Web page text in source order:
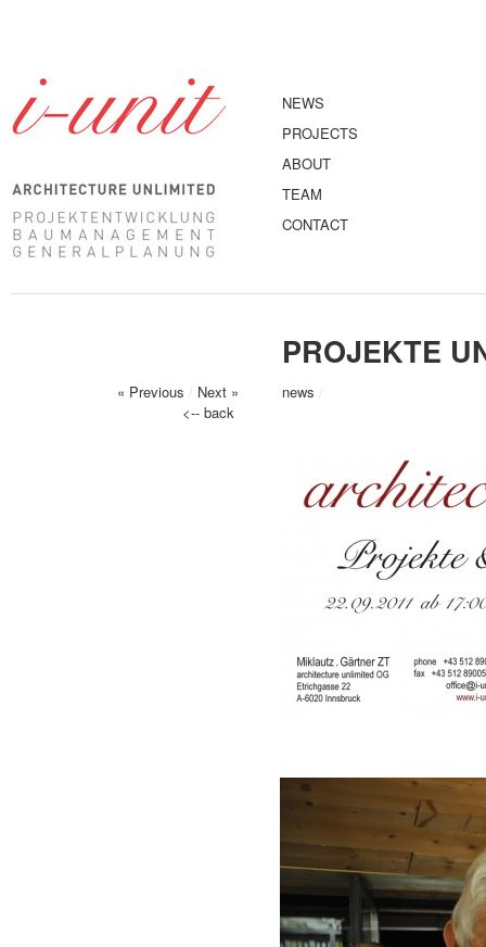
NEWS
PROJECTS
ABOUT
TEAM
CONTACT
PROJEKTE
« Previous / Next »
<-- back
news /